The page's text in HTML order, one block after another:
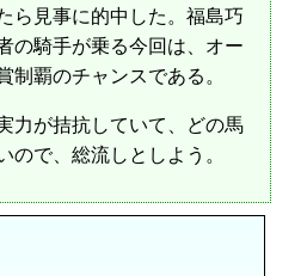
ら見事に的中した。福島巧
の騎手が乗る今回は、オー
覇のチャンスである。
力が拮抗していて、どの馬
で、総流しとしよう。